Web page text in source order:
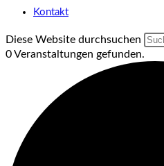
Kontakt
Diese Website durchsuchen
0 Veranstaltungen gefunden.